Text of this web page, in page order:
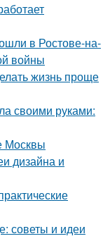
в Ростове-на-
войны
жизнь проще
своими руками:
Москвы
дизайна и
советы и идеи